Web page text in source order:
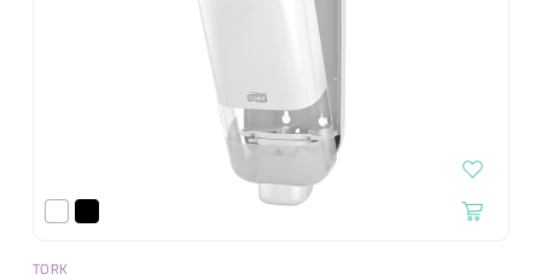
TORK